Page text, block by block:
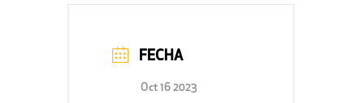
FECHA
Oct 16 2023